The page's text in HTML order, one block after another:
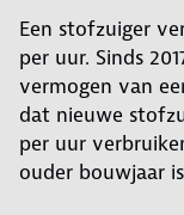
Een stofzuiger
per uur. Sinds
vermogen van
dat nieuwe
per uur
ouder bouwjaar